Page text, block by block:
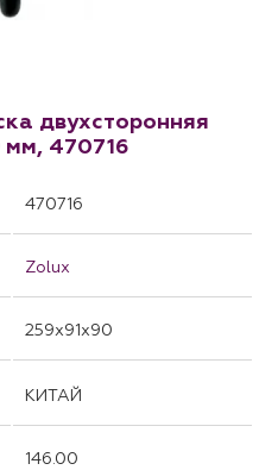
двухсторонняя
мм, 470716
470716
Zolux
259x91x90
КИТАЙ
146.00